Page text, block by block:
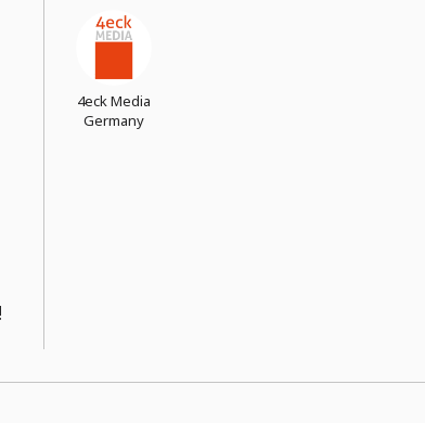
4eck Media
Germany